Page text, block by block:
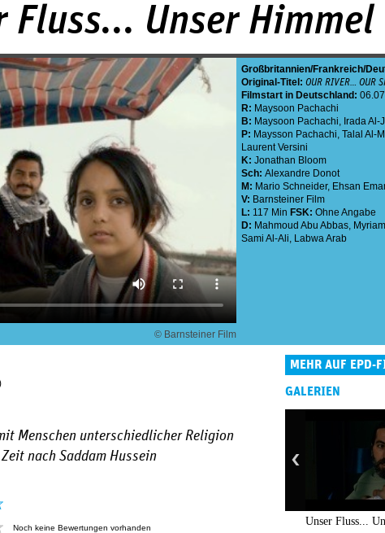
Fluss... Unser Himmel
© Barnsteiner Film
Großbritannien Frankreich
Original-Titel: OUR RIVER… OUR
Filmstart in Deutschland:
R: Maysoon Pachachi
B: Maysoon Pachachi, Irada Al-
P: Maysson Pachachi, Talal Al-
Laurent Versini
K: Jonathan Bloom
Sch: Alexandre Donot
M: Mario Schneider, Ehsan
V: Barnsteiner Film
L: 117 Min FSK: Ohne Angabe
D: Mahmoud Abu Abbas,
Sami Al-Ali, Labwa Arab
Menschen unterschiedlicher Religion
nach Saddam Hussein
Noch keine Bewertungen vorhanden
MEHR AUF EPD-
GALERIEN
Unser Fluss...